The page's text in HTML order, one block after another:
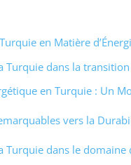
en Matière
Turquie dans la
en Turquie : Un
vers la
Turquie dans le